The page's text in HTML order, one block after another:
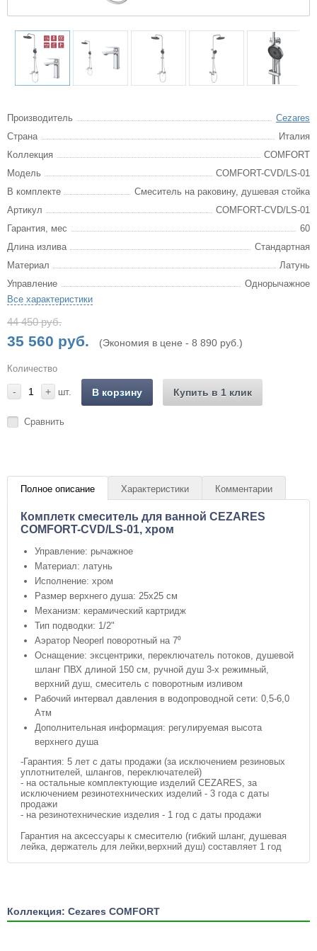
Производитель
Cezares
Страна
Италия
Коллекция
COMFORT
Модель
COMFORT-CVD/LS-01
В комплекте
Смеситель на раковину, душевая стойка
Артикул
COMFORT-CVD/LS-01
Гарантия, мес
60
Длина излива
Стандартная
Материал
Латунь
Управление
Однорычажное
Все характеристики
44 450 руб.
35 560 руб. (Экономия в цене - 8 890 руб.)
Количество
- + шт. В корзину Купить в 1 клик
Сравнить
Полное описание Характеристики Комментарии
Комплетк смеситель для ванной CEZARES
COMFORT-CVD/LS-01, хром
Управление: рычажное
Материал: латунь
Исполнение: хром
Размер верхнего душа: 25х25 см
Механизм: керамический картридж
Тип подводки: 1/2"
Аэратор Neoperl поворотный на 7⁰
Оснащение: эксцентрики, переключатель потоков, душевой
шланг ПВХ длиной 150 см, ручной душ 3-х режимный,
верхний душ, смеситель с поворотным изливом
Рабочий интервал давления в водопроводной сети: 0,5-6,0
Атм
Дополнительная информация: регулируемая высота
верхнего душа
-Гарантия: 5 лет с даты продажи (за исключением резиновых
уплотнителей, шлангов, переключателей)
- на остальные комплектующие изделий CEZARES, за
исключением резинотехнических изделий - 3 года с даты
продажи
- на резинотехнические изделия - 1 год с даты продажи
Гарантия на аксессуары к смесителю (гибкий шланг, душевая
лейка, держатель для лейки,верхний душ) составляет 1 год
Коллекция: Cezares COMFORT